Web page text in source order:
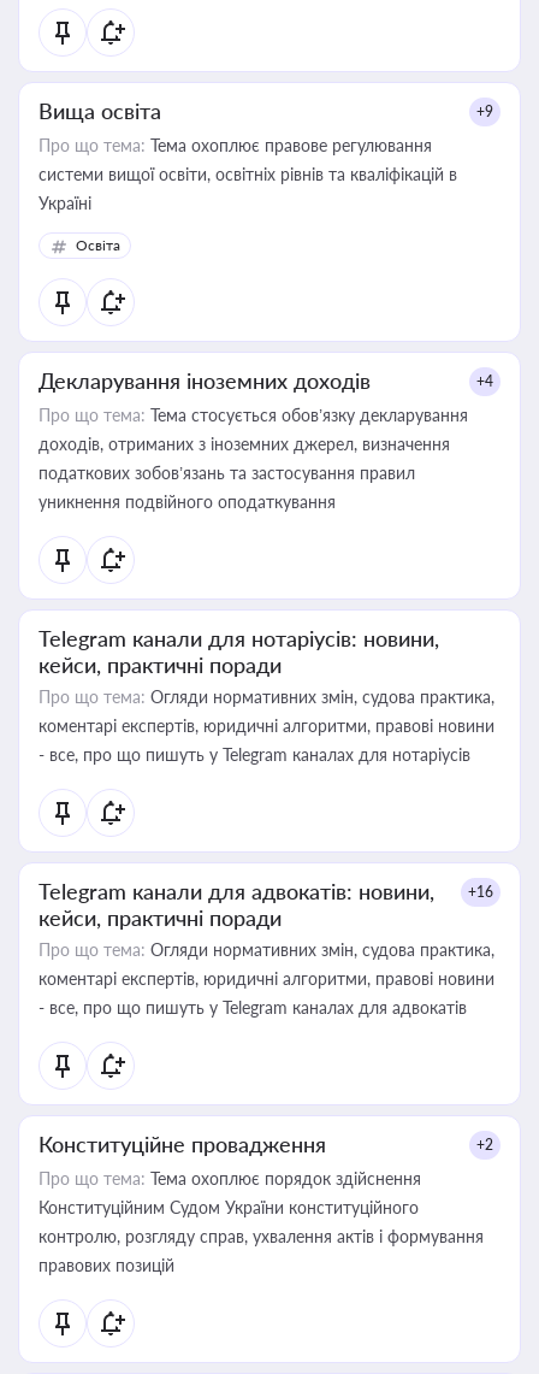
Вища освіта +9
Про що тема: Тема охоплює правове регулювання
системи вищої освіти, освітніх рівнів та кваліфікацій в
Україні
Освіта
Декларування іноземних доходів +4
Про що тема: Тема стосується обов’язку декларування
доходів, отриманих з іноземних джерел, визначення
податкових зобов’язань та застосування правил
уникнення подвійного оподаткування
Telegram канали для нотаріусів: новини,
кейси, практичні поради
Про що тема: Огляди нормативних змін, судова практика,
коментарі експертів, юридичні алгоритми, правові новини
- все, про що пишуть у Telegram каналах для нотаріусів
Telegram канали для адвокатів: новини,
кейси, практичні поради
+16
Про що тема: Огляди нормативних змін, судова практика,
коментарі експертів, юридичні алгоритми, правові новини
- все, про що пишуть у Telegram каналах для адвокатів
Конституційне провадження +2
Про що тема: Тема охоплює порядок здійснення
Конституційним Судом України конституційного
контролю, розгляду справ, ухвалення актів і формування
правових позицій